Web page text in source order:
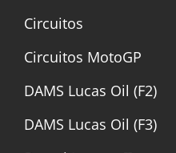
Circuitos
Circuitos MotoGP
DAMS Lucas Oil (F2)
DAMS Lucas Oil (F3)